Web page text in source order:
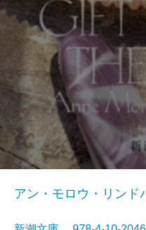
アン・モロウ・リンド